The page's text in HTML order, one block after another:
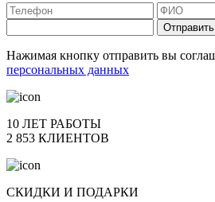
Отправить
Нажимая кнопку отправить вы
персональных данных
10 ЛЕТ РАБОТЫ
2 853 КЛИЕНТОВ
СКИДКИ И ПОДАРКИ